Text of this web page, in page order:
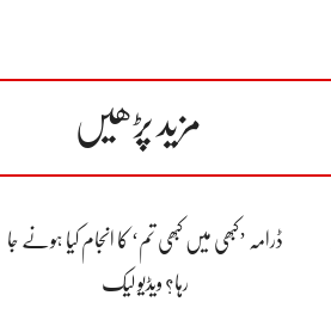
مزید پڑھیں
ڈرامہ ’کبھی میں کبھی تم‘ کا انجام کیا ہونے جا
رہا؟ ویڈیو لیک